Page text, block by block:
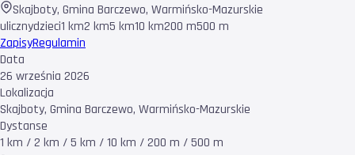
Skajboty, Gmina Barczewo, Warmińsko-Mazurskie
ulicznydzieci1 km2 km5 km10 km200 m500 m
ZapisyRegulamin
Data
26 września 2026
Lokalizacja
Skajboty, Gmina Barczewo, Warmińsko-Mazurskie
Dystanse
1 km / 2 km / 5 km / 10 km / 200 m / 500 m